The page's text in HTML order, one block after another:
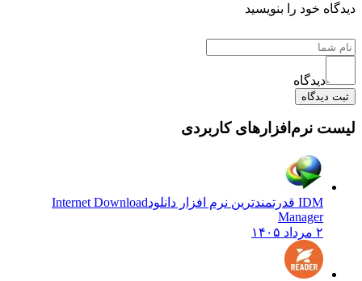
دیدگاه خود را بنویسید
دیدگاه
ثبت دیدگاه
لیست نرم‌افزارهای کاربردی
IDM قدرتمندترین نرم افزار دانلود
Internet Download
Manager
۲ مرداد ۱۴۰۵